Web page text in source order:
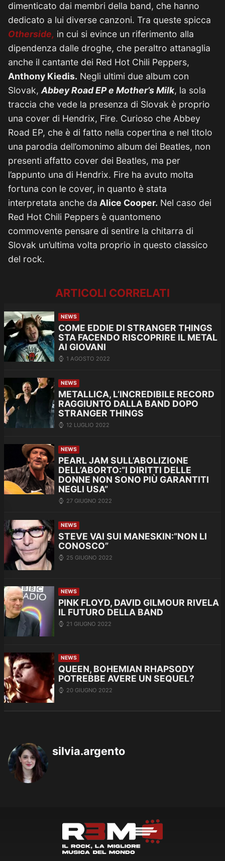
dimenticato dai membri della band, che hanno
dedicato a lui diverse canzoni. Tra queste spicca
Otherside, in cui si evince un riferimento alla
dipendenza dalle droghe, che peraltro attanaglia
anche il cantante dei Red Hot Chili Peppers,
Anthony Kiedis. Negli ultimi due album con
Slovak, Abbey Road EP e Mother’s Milk, la sola
traccia che vede la presenza di Slovak è proprio
una cover di Hendrix, Fire. Curioso che Abbey
Road EP, che è di fatto nella copertina e nel titolo
una parodia dell’omonimo album dei Beatles, non
presenti affatto cover dei Beatles, ma per
l’appunto una di Hendrix. Fire ha avuto molta
fortuna con le cover, in quanto è stata
interpretata anche da Alice Cooper. Nel caso dei
Red Hot Chili Peppers è quantomeno
commovente pensare di sentire la chitarra di
Slovak un’ultima volta proprio in questo classico
del rock.
ARTICOLI CORRELATI
NEWS
COME EDDIE DI STRANGER THINGS
STA FACENDO RISCOPRIRE IL METAL
AI GIOVANI
1 AGOSTO 2022
NEWS
METALLICA, L’INCREDIBILE RECORD
RAGGIUNTO DALLA BAND DOPO
STRANGER THINGS
12 LUGLIO 2022
NEWS
PEARL JAM SULL’ABOLIZIONE
DELL’ABORTO:”I DIRITTI DELLE
DONNE NON SONO PIÙ GARANTITI
NEGLI USA”
27 GIUGNO 2022
NEWS
STEVE VAI SUI MANESKIN:”NON LI
CONOSCO”
25 GIUGNO 2022
NEWS
PINK FLOYD, DAVID GILMOUR RIVELA
IL FUTURO DELLA BAND
21 GIUGNO 2022
NEWS
QUEEN, BOHEMIAN RHAPSODY
POTREBBE AVERE UN SEQUEL?
20 GIUGNO 2022
silvia.argento